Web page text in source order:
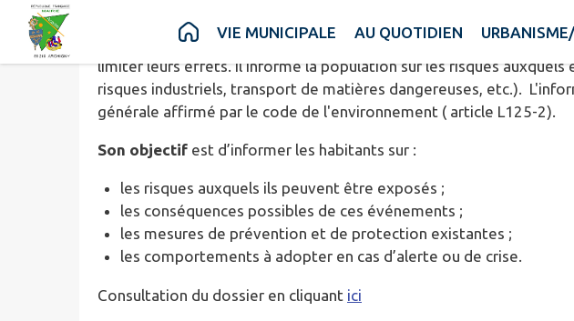
Contenu Recherche Pied de page
VIE MUNICIPALE AU QUOTIDIEN
DDRM (Document Départemental des Risques Majeurs)
risques naturels et technologiques majeurs au niveau de son
limiter leurs effets. Il informe la population sur les risques
risques industriels, transport de matières dangereuses, etc.).
générale affirmé par le code de l'environnement ( article L125-2).
Son objectif est d’informer les habitants sur :
les risques auxquels ils peuvent être exposés ;
les conséquences possibles de ces événements ;
les mesures de prévention et de protection existantes ;
les comportements à adopter en cas d’alerte ou de crise.
Consultation du dossier en cliquant ici